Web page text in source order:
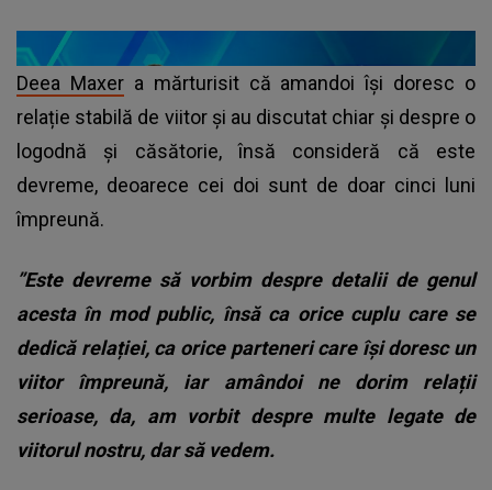
Deea Maxera mărturisit că amandoi își doresc o
relație stabilă de viitor și au discutat chiar și despre o
logodnă și căsătorie, însă consideră că este
devreme, deoarece cei doi sunt de doar cinci luni
împreună.
”Este devreme să vorbim despre detalii de genul
acesta în mod public, însă ca orice cuplu care se
dedică relației, ca orice parteneri care își doresc un
viitor împreună, iar amândoi ne dorim relații
serioase, da, am vorbit despre multe legate de
viitorul nostru, dar să vedem.